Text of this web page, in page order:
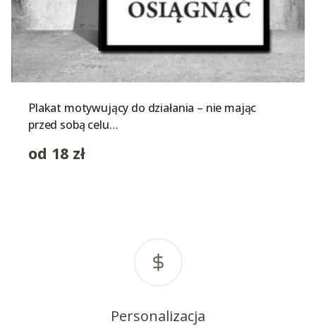
Plakat motywujący do działania – nie mając
przed sobą celu…
od 18 zł
Personalizacja